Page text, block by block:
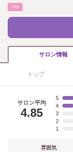
ﾈｲﾙ
サロン情報
トップ
サロン平均
4.85
5
4
3
2
1
雰囲気